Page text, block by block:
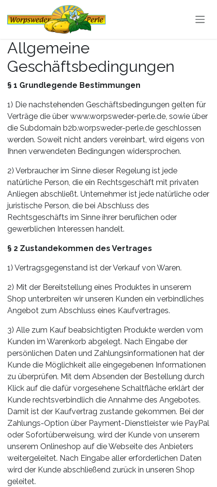
Zum Inhalt springen
Allgemeine
Geschäftsbedingungen
§ 1 Grundlegende Bestimmungen
1) Die nachstehenden Geschäftsbedingungen gelten für
Verträge die über www.worpsweder-perle.de, sowie über
die Subdomain b2b.worpsweder-perle.de geschlossen
werden. Soweit nicht anders vereinbart, wird eigens von
Ihnen verwendeten Bedingungen widersprochen.
2) Verbraucher im Sinne dieser Regelung ist jede
natürliche Person, die ein Rechtsgeschäft mit privaten
Anliegen abschließt. Unternehmer ist jede natürliche oder
juristische Person, die bei Abschluss des
Rechtsgeschäfts im Sinne ihrer beruflichen oder
gewerblichen Interessen handelt.
§ 2 Zustandekommen des Vertrages
1) Vertragsgegenstand ist der Verkauf von Waren.
2) Mit der Bereitstellung eines Produktes in unserem
Shop unterbreiten wir unseren Kunden ein verbindliches
Angebot zum Abschluss eines Kaufvertrages.
3) Alle zum Kauf beabsichtigten Produkte werden vom
Kunden im Warenkorb abgelegt. Nach Eingabe der
persönlichen Daten und Zahlungsinformationen hat der
Kunde die Möglichkeit alle eingegebenen Informationen
zu überprüfen. Mit dem Absenden der Bestellung durch
Klick auf die dafür vorgesehene Schaltfläche erklärt der
Kunde rechtsverbindlich die Annahme des Angebotes.
Damit ist der Kaufvertrag zustande gekommen. Bei der
Zahlungs-Option über Payment-Dienstleister wie PayPal
oder Sofortüberweisung, wird der Kunde von unserem
unserem Onlineshop auf die Webseite des Anbieters
weitergeleitet. Nach Eingabe aller erforderlichen Daten
wird der Kunde abschließend zurück in unseren Shop
geleitet.